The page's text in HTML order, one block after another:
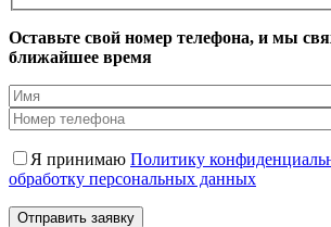
Оставьте свой номер телефона, и мы
ближайшее время
Я принимаю Политику
обработку персональных данных